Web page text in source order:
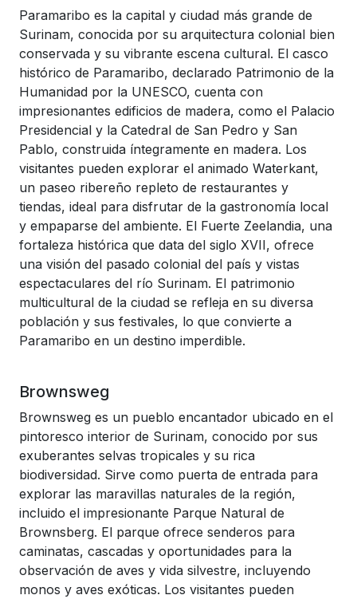
Paramaribo es la capital y ciudad más grande de
Surinam, conocida por su arquitectura colonial bien
conservada y su vibrante escena cultural. El casco
histórico de Paramaribo, declarado Patrimonio de la
Humanidad por la UNESCO, cuenta con
impresionantes edificios de madera, como el Palacio
Presidencial y la Catedral de San Pedro y San
Pablo, construida íntegramente en madera. Los
visitantes pueden explorar el animado Waterkant,
un paseo ribereño repleto de restaurantes y
tiendas, ideal para disfrutar de la gastronomía local
y empaparse del ambiente. El Fuerte Zeelandia, una
fortaleza histórica que data del siglo XVII, ofrece
una visión del pasado colonial del país y vistas
espectaculares del río Surinam. El patrimonio
multicultural de la ciudad se refleja en su diversa
población y sus festivales, lo que convierte a
Paramaribo en un destino imperdible.
Brownsweg
Brownsweg es un pueblo encantador ubicado en el
pintoresco interior de Surinam, conocido por sus
exuberantes selvas tropicales y su rica
biodiversidad. Sirve como puerta de entrada para
explorar las maravillas naturales de la región,
incluido el impresionante Parque Natural de
Brownsberg. El parque ofrece senderos para
caminatas, cascadas y oportunidades para la
observación de aves y vida silvestre, incluyendo
monos y aves exóticas. Los visitantes pueden